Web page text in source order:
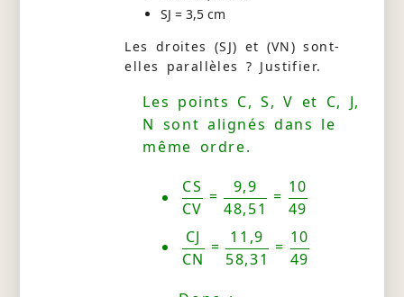
SJ = 3,5 cm
Les droites (SJ) et (VN) sont-
elles parallèles ? Justifier.
Les points C, S, V et C, J,
N sont alignés dans le
même ordre.
CS
CV
=
9,9
48,51
=
10
49
CJ
CN
=
11,9
58,31
=
10
49